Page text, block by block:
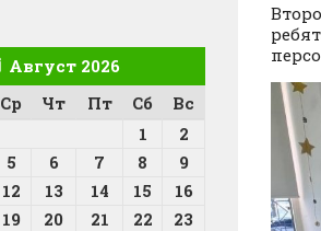
Август 2026
Ср Чт Пт Сб
Вс
1
2
5 6 7 8
9
12 13 14 15
16
19 20 21 22
23